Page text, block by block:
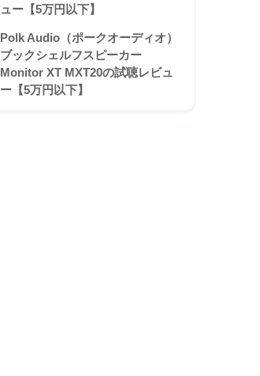
ュー【5万円以下】
Polk Audio（ポークオーディオ）
ブックシェルフスピーカー
Monitor XT MXT20の試聴レビュ
ー【5万円以下】